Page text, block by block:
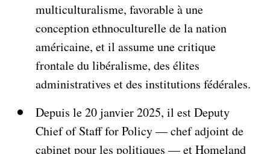
multiculturalisme, favorable à une
conception ethnoculturelle de la nation
américaine, et il assume une critique
frontale du libéralisme, des élites
administratives et des institutions fédérales.
Depuis le 20 janvier 2025, il est Deputy
Chief of Staff for Policy — chef adjoint de
cabinet pour les politiques — et Homeland